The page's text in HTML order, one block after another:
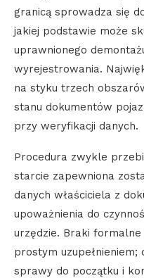
granicą sprowadza się
jakiej podstawie może
uprawnionego
wyrejestrowania.
na styku trzech
stanu dokumentów
przy weryfikacji danych.
Procedura zwykle
starcie zapewniona
danych właściciela z
upoważnienia do
urzędzie. Braki
prostym uzupełnieniem;
sprawy do początku i